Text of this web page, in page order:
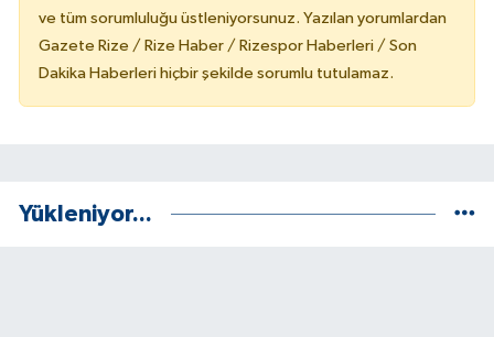
ve tüm sorumluluğu üstleniyorsunuz. Yazılan yorumlardan
Gazete Rize / Rize Haber / Rizespor Haberleri / Son
Dakika Haberleri hiçbir şekilde sorumlu tutulamaz.
Yükleniyor...